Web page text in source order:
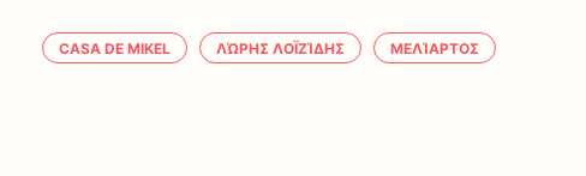
CASA DE MIKEL ΛΏΡΗΣ ΛΟΪΖΊΔΗΣ ΜΕΛΊΑΡΤΟΣ